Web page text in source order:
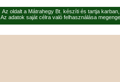
Az oldalt a Mátrahegy Bt. készíti és tartja
Az adatok saját célra való felhasználása